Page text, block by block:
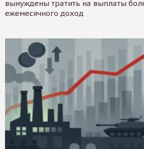
вынуждены тратить на выплаты
ежемесячного доход